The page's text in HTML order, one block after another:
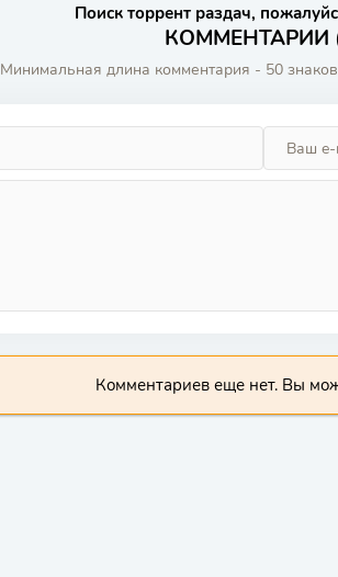
Поиск торрент раздач,
КОММЕНТАРИИ
Минимальная длина комментария - 50
Комментариев еще нет. Вы